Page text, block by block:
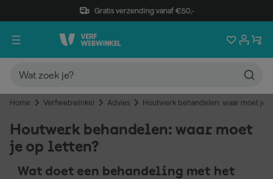
Gratis verzending vanaf €50,-
Home Verfwebwinkel Advies Houtwerk behandelen: waar moet je
Houtwerk behandelen: waar moet
je op letten?
Wat doet een behandeling met het